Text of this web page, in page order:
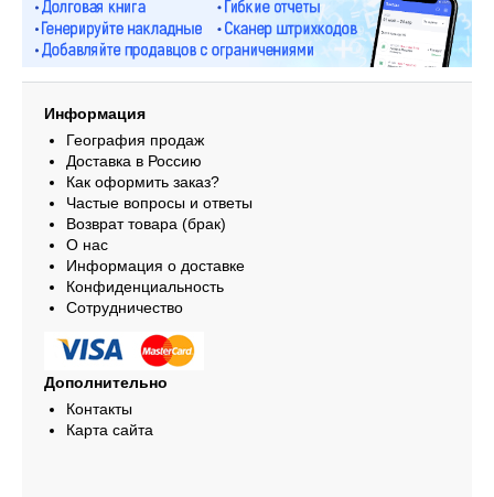
Информация
География продаж
Доставка в Россию
Как оформить заказ?
Частые вопросы и ответы
Возврат товара (брак)
О нас
Информация о доставке
Конфиденциальность
Сотрудничество
Дополнительно
Контакты
Карта сайта